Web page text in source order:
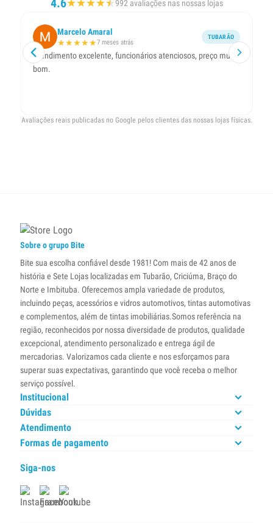
4.6★★★★★
★992 avaliações nas nossas lojas
Marcelo Amaral
★★★★★7 meses atrás
TUBARÃO
Atendimento excelente, funcionários atenciosos, preço muito
bom.
Avaliações reais publicadas no Google pelos clientes das nossas lojas físicas.
Sobre o grupo Bite
Bite sua escolha confiável desde 1981! Com mais de 42 anos de
história e Sete Lojas localizadas em Tubarão, Criciúma, Braço do
Norte e Imbituba. Oferecemos ampla variedade de produtos,
incluindo peças, acessórios e vidros automotivos, tintas automotivas
e complementos, além de tintas imobiliárias.Somos referência na
região, reconhecidos por nossa diversidade de produtos, qualidade
excepcional, atendimento personalizado e entrega ágil de
mercadorias. Valorizamos cada cliente e nos esforçamos para
superar suas expectativas, garantindo que você receba o melhor
serviço possível.
Institucional
Dúvidas
Atendimento
Formas de pagamento
Siga-nos